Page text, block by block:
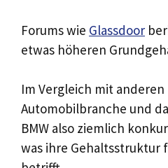
Forums wie Glassdoor
etwas höheren
Im Vergleich mit
Automobilbranche und
BMW also ziemlich
was ihre Gehaltsstruktur